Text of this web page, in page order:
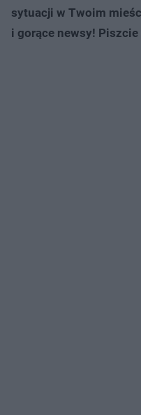
sytuacji w Twoim
i gorące newsy! Piszcie